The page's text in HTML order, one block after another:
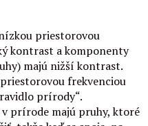
priestorovou
kontrast a komponenty
majú nižší kontrast.
frekvenciou
prírody“.
v prírode majú pruhy, ktoré